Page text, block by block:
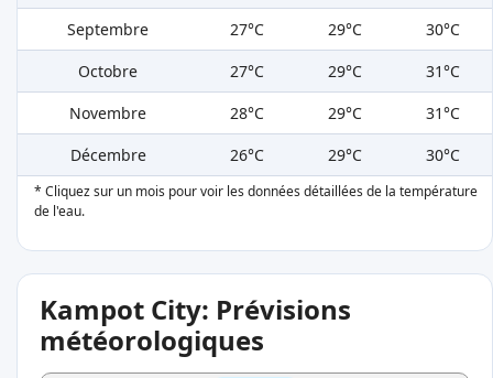
Septembre
27°C 29°C
30°C
Octobre
27°C 29°C
31°C
Novembre
28°C 29°C
31°C
Décembre
26°C 29°C 30°C
* Cliquez sur un mois pour voir les données détaillées de la température
de l'eau.
Kampot City: Prévisions
météorologiques